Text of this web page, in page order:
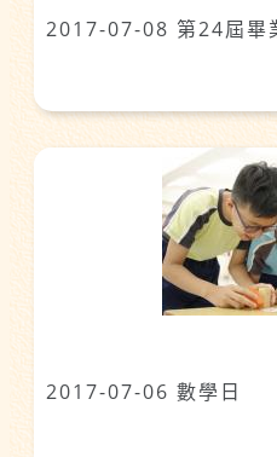
2017-07-08 第24屆畢
2017-07-06 數學日